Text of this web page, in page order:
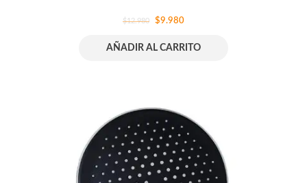
$12.980 $9.980
AÑADIR AL CARRITO